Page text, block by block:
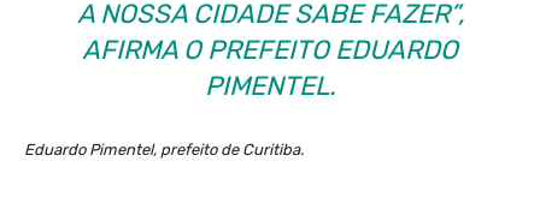
A NOSSA CIDADE SABE FAZER”,
AFIRMA O PREFEITO EDUARDO
PIMENTEL.
Eduardo Pimentel, prefeito de Curitiba.